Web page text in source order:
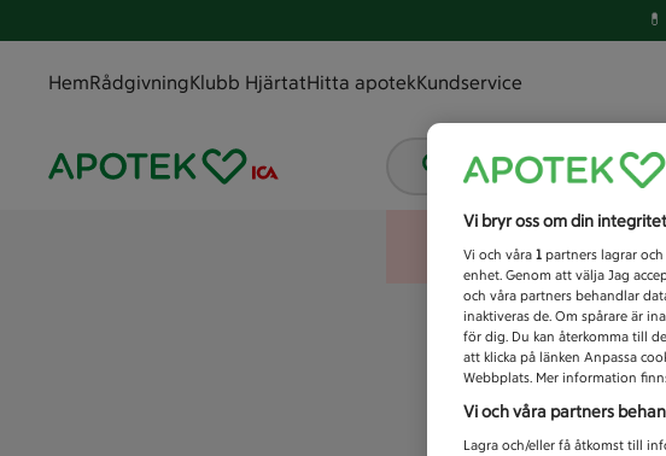
HemRådgivningKlubb HjärtatHitta apotekKundservice
Vad letar du efter idag?
Vi bryr oss om din integritet
Vi och våra 1 partners lagrar
enhet. Genom att välja Jag
och våra partners behandlar
inaktiveras de. Om spårare är
för dig. Du kan återkomma till
att klicka på länken Anpassa
Webbplats. Mer information
Vi och våra partners
Lagra och/eller få åtkomst till